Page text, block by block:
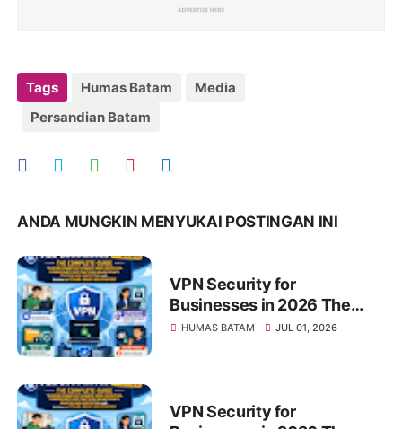
Tags Humas Batam
Media
Persandian Batam
ANDA MUNGKIN MENYUKAI POSTINGAN INI
VPN Security for
Businesses in 2026 The
Complete Guide to Secure
Privacy, Sensitive Data
HUMAS BATAM JUL 01, 2026
VPN Security for